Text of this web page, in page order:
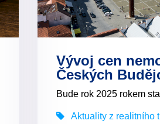
Vývoj cen
Českých
Bude rok 2025 rokem
Aktuality z realitního